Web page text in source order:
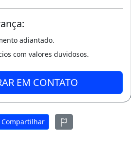
pesqueiro, terreno a
MT as margens do Rio
total de 11.300 metros.
2 km da Rodovia BR 070
adiantado.
com valores duvidosos.
EM CONTATO
Compartilhar